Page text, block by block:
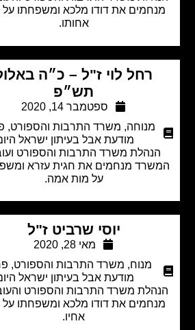
את דודו מלכא ומשפחתו על מות
רחל לוי ז"ל – כ״ה באלול
תש״פ
ספטמבר 14, 2020
מנוחה
משרד התרבות והספורט,פרסום
מודעת אבל בעיתון ישראל היום
משרד התרבות והספורט ועובדי
מנחמים את חגית עזרא ומשפחתה
על מות אמה.
יוסי שרביט ז"ל
מאי 28, 2020
מנוח, משרד התרבות והספורט,פרסום
מודעת אבל בעיתון ישראל היום
משרד התרבות והספורט והעובדים
את דודו מלכא ומשפחתו על מות